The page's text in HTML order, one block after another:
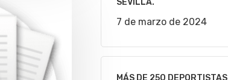
7 de marzo de 2024
MÁS DE 250 DEPORTISTAS